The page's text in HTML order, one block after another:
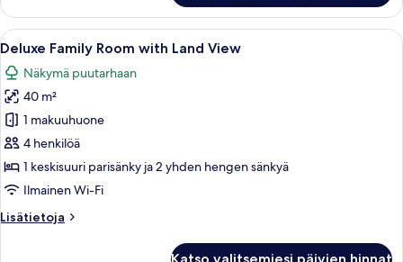
Room
with
Land
View
(5
persons)
Avaa
kaikki
huonetyypin
Deluxe
Family
Room
with
Land
kuvat
Moderni hotellihuone, jossa on
7
Deluxe Family Room with Land View
Näkymä puutarhaan
40 m²
1 makuuhuone
4 henkilöä
1 keskisuuri parisänky ja 2 yhden hengen sänkyä
Ilmainen Wi-Fi
Lisätietoja
Lisätietoja